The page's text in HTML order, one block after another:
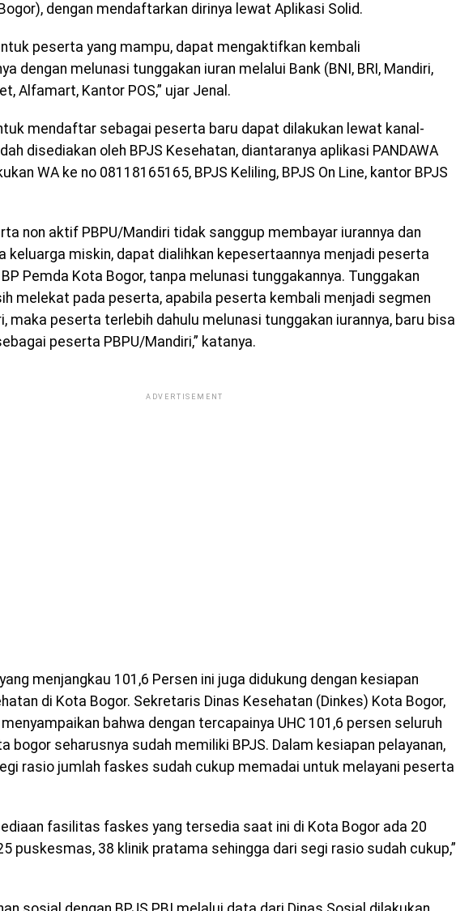
dengan mendaftarkan dirinya lewat Aplikasi Solid.
peserta yang mampu, dapat mengaktifkan kembali
dengan melunasi tunggakan iuran melalui Bank (BNI, BRI, Mandiri,
Alfamart, Kantor POS,” ujar Jenal.
mendaftar sebagai peserta baru dapat dilakukan lewat kanal-
disediakan oleh BPJS Kesehatan, diantaranya aplikasi PANDAWA
WA ke no 08118165165, BPJS Keliling, BPJS On Line, kantor BPJS
non aktif PBPU/Mandiri tidak sanggup membayar iurannya dan
keluarga miskin, dapat dialihkan kepesertaannya menjadi peserta
BP Pemda Kota Bogor, tanpa melunasi tunggakannya. Tunggakan
melekat pada peserta, apabila peserta kembali menjadi segmen
maka peserta terlebih dahulu melunasi tunggakan iurannya, baru bisa
peserta PBPU/Mandiri,” katanya.
ADVERTISEMENT
menjangkau 101,6 Persen ini juga didukung dengan kesiapan
di Kota Bogor. Sekretaris Dinas Kesehatan (Dinkes) Kota Bogor,
menyampaikan bahwa dengan tercapainya UHC 101,6 persen seluruh
bogor seharusnya sudah memiliki BPJS. Dalam kesiapan pelayanan,
rasio jumlah faskes sudah cukup memadai untuk melayani peserta
fasilitas faskes yang tersedia saat ini di Kota Bogor ada 20
puskesmas, 38 klinik pratama sehingga dari segi rasio sudah cukup,”